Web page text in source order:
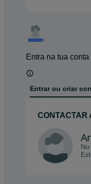
Entra na tua
Entrar ou criar
CONTACTAR